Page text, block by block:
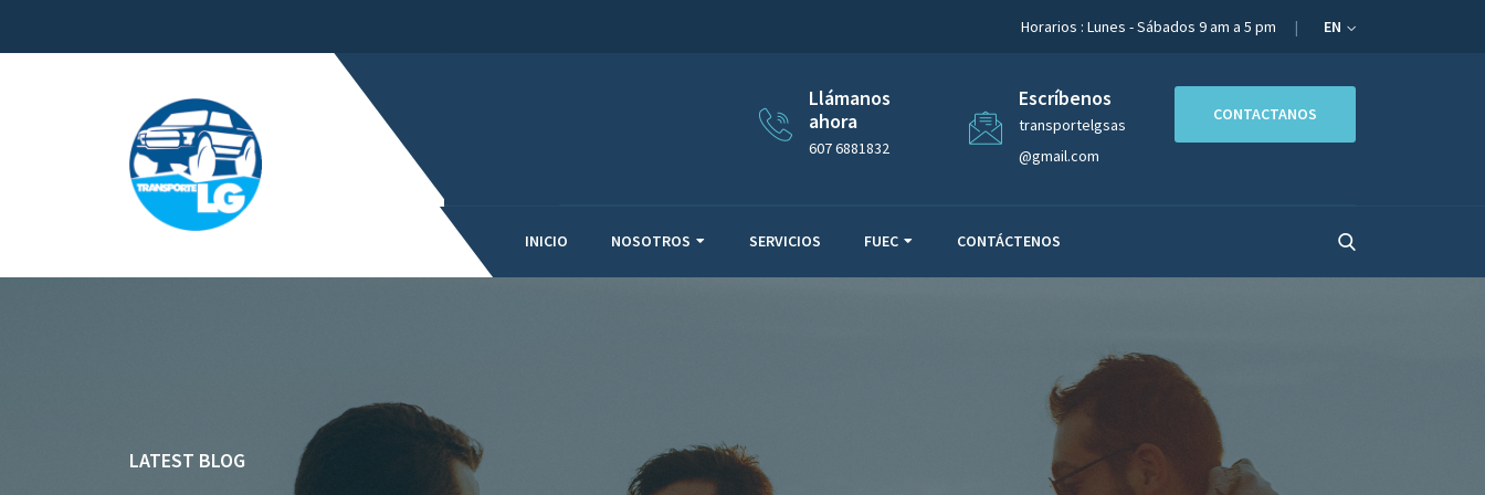
Horarios : Lunes - Sábados 9 am a 5 pm EN
Llámanos
ahora
607 6881832
Escríbenos
transportelgsas
@gmail.com
CONTACTANOS
INICIO NOSOTROS SERVICIOS FUEC CONTÁCTENOS
LATEST BLOG